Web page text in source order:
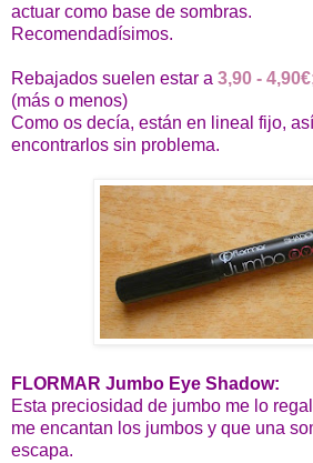
actuar como base de sombras.
Recomendadísimos.
Rebajados suelen estar a 3,90 -
(más o menos)
Como os decía, están en lineal fijo,
encontrarlos sin problema.
FLORMAR Jumbo Eye Shadow:
Esta preciosidad de jumbo me lo
me encantan los jumbos y que una
escapa.